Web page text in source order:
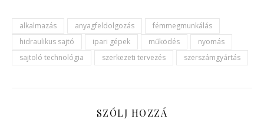
alkalmazás anyagfeldolgozás
fémmegmunkálás
hidraulikus sajtó
ipari gépek működés
nyomás
sajtoló technológia
szerkezeti tervezés szerszámgyártás
SZÓLJ HOZZÁ